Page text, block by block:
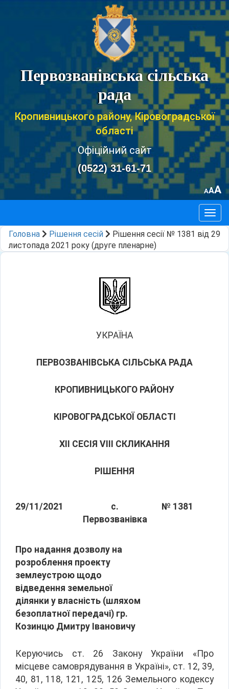
Первозванівська сільська
рада
Кропивницького району, Кіровоградської
області
Офіційний сайт
(0522) 31-61-71
AAA
Головна
Рішення сесій
Рішення сесії № 1381 від 29
листопада 2021 року (друге пленарне)
УКРАЇНА
ПЕРВОЗВАНІВСЬКА СІЛЬСЬКА РАДА
КРОПИВНИЦЬКОГО РАЙОНУ
КІРОВОГРАДСЬКОЇ ОБЛАСТІ
ХІІ СЕСІЯ VIII СКЛИКАННЯ
РІШЕННЯ
29/11/2021
с.
Первозванівка
№ 1381
Про надання дозволу на
розроблення проекту
землеустрою щодо
відведення земельної
ділянки у власність (шляхом
безоплатної передачі) гр.
Козинцю Дмитру Івановичу
Керуючись ст. 26 Закону України «Про
місцеве самоврядування в Україні», ст. 12, 39,
40, 81, 118, 121, 125, 126 Земельного кодексу